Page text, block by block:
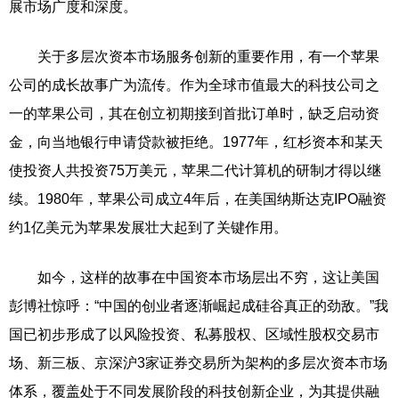
展市场广度和深度。
关于多层次资本市场服务创新的重要作用，有一个苹果
公司的成长故事广为流传。作为全球市值最大的科技公司之
一的苹果公司，其在创立初期接到首批订单时，缺乏启动资
金，向当地银行申请贷款被拒绝。1977年，红杉资本和某天
使投资人共投资75万美元，苹果二代计算机的研制才得以继
续。1980年，苹果公司成立4年后，在美国纳斯达克IPO融资
约1亿美元为苹果发展壮大起到了关键作用。
如今，这样的故事在中国资本市场层出不穷，这让美国
彭博社惊呼：“中国的创业者逐渐崛起成硅谷真正的劲敌。”我
国已初步形成了以风险投资、私募股权、区域性股权交易市
场、新三板、京深沪3家证券交易所为架构的多层次资本市场
体系，覆盖处于不同发展阶段的科技创新企业，为其提供融